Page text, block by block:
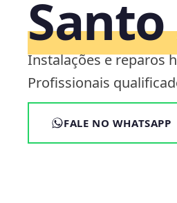
Santo
Instalações e reparos
Profissionais
FALE NO WHATSAPP